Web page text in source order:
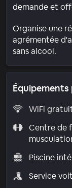
demande et
Organise une
agrémentée
sans alcool.
Équipements
WiFi
Centre de
Piscine
Service